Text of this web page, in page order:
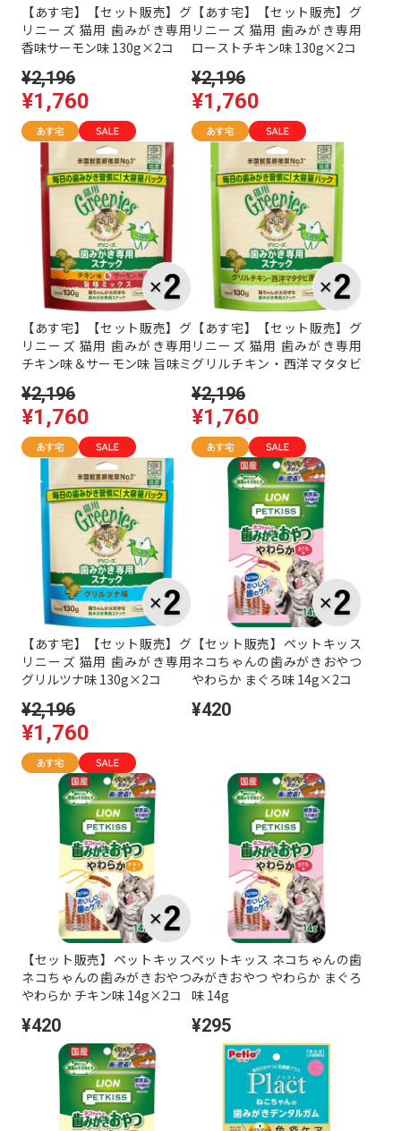
【あす宅】【セット販売】グ
リニーズ 猫用 歯みがき専用
香味サーモン味 130g×2コ
¥2,196
¥1,760
【あす宅】【セット販売】グ
リニーズ 猫用 歯みがき専用
ローストチキン味 130g×2コ
¥2,196
¥1,760
【あす宅】【セット販売】グ
リニーズ 猫用 歯みがき専用
チキン味＆サーモン味 旨味ミ
¥2,196
¥1,760
【あす宅】【セット販売】グ
リニーズ 猫用 歯みがき専用
グリルチキン・西洋マタタビ
¥2,196
¥1,760
【あす宅】【セット販売】グ
リニーズ 猫用 歯みがき専用
グリルツナ味 130g×2コ
¥2,196
¥1,760
【セット販売】ペットキッス
ネコちゃんの歯みがきおやつ
やわらか まぐろ味 14g×2コ
¥420
【セット販売】ペットキッス
ネコちゃんの歯みがきおやつ
やわらか チキン味 14g×2コ
¥420
ペットキッス ネコちゃんの歯
みがきおやつ やわらか まぐろ
味 14g
¥295